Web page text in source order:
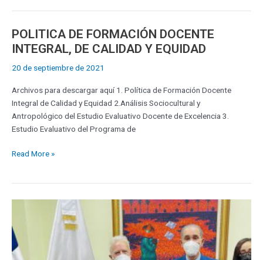
POLITICA DE FORMACIÓN DOCENTE
INTEGRAL, DE CALIDAD Y EQUIDAD
20 de septiembre de 2021
Archivos para descargar aquí 1. Política de Formación Docente
Integral de Calidad y Equidad 2.Análisis Sociocultural y
Antropológico del Estudio Evaluativo Docente de Excelencia 3.
Estudio Evaluativo del Programa de
POLITICA
DE
DOCENTE
CALIDAD
Read More »
Next
Educación
se